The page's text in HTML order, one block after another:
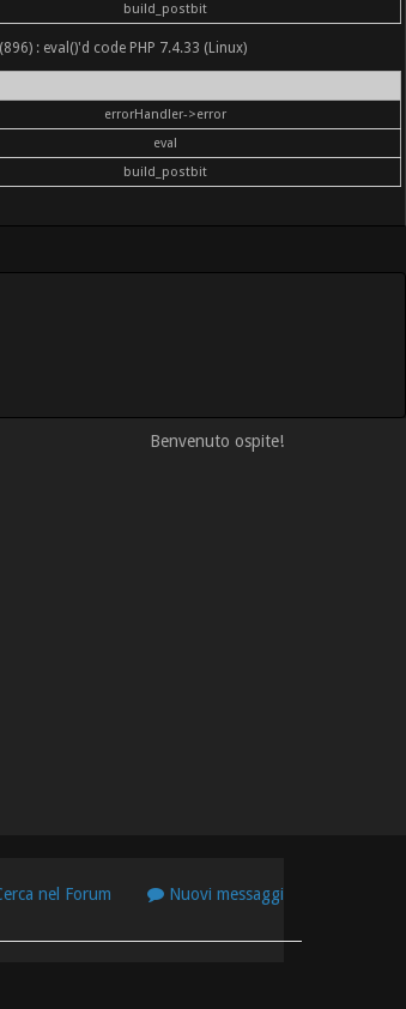
build_postbit
: eval()'d code PHP 7.4.33 (Linux)
errorHandler->error
eval
build_postbit
Benvenuto ospite!
nel Forum Nuovi messaggi